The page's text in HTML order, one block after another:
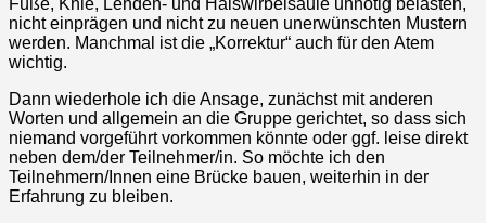
Füße, Knie, Lenden- und Halswirbelsäule unnötig belasten,
nicht einprägen und nicht zu neuen unerwünschten Mustern
werden. Manchmal ist die „Korrektur“ auch für den Atem
wichtig.
Dann wiederhole ich die Ansage, zunächst mit anderen
Worten und allgemein an die Gruppe gerichtet, so dass sich
niemand vorgeführt vorkommen könnte oder ggf. leise direkt
neben dem/der Teilnehmer/in. So möchte ich den
Teilnehmern/Innen eine Brücke bauen, weiterhin in der
Erfahrung zu bleiben.